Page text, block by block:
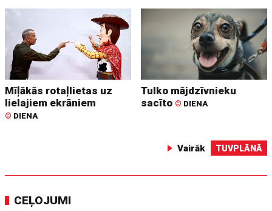
Mīļākās rotaļlietas uz
lielajiem ekrāniem
© DIENA
Tulko mājdzīvnieku
sacīto © DIENA
Vairāk TUVPLĀNĀ
CEĻOJUMI